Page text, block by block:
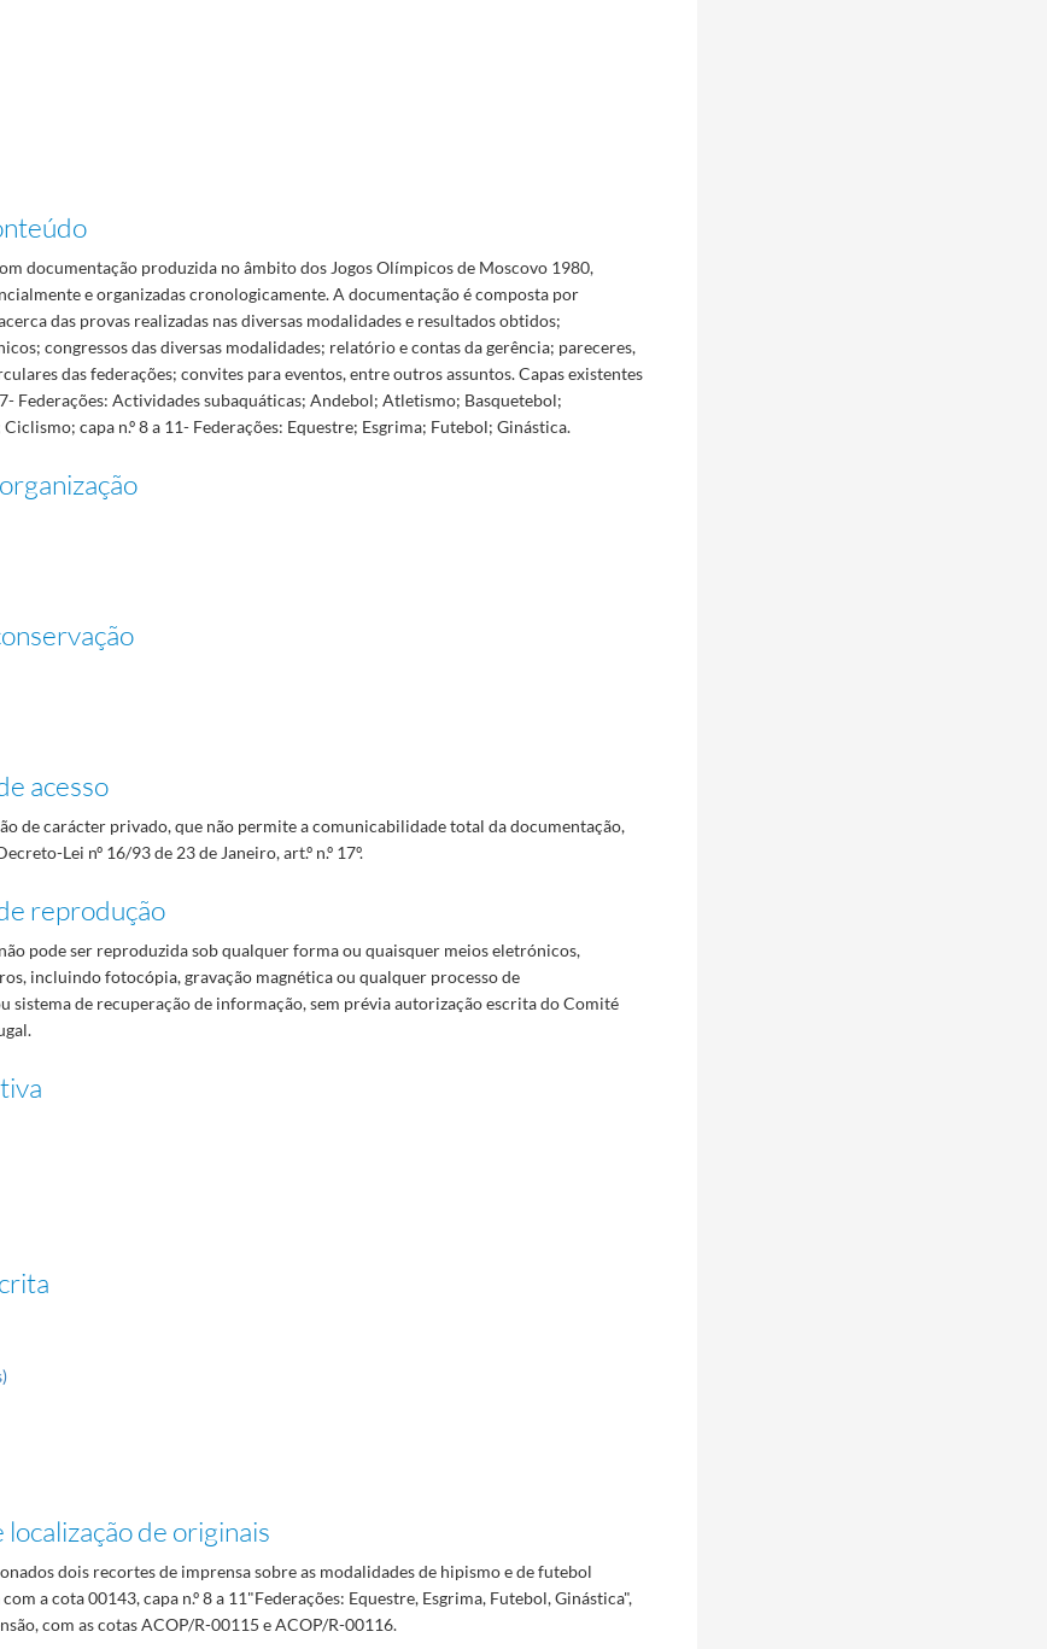
documentação produzida no âmbito dos Jogos Olímpicos de Moscovo 1980,
e organizadas cronologicamente. A documentação é composta por
das provas realizadas nas diversas modalidades e resultados obtidos;
congressos das diversas modalidades; relatório e contas da gerência; pareceres,
das federações; convites para eventos, entre outros assuntos. Capas existentes
7- Federações: Actividades subaquáticas; Andebol; Atletismo; Basquetebol;
capa n.º 8 a 11- Federações: Equestre; Esgrima; Futebol; Ginástica.
acesso
de carácter privado, que não permite a comunicabilidade total da documentação,
Lei nº 16/93 de 23 de Janeiro, art.º n.º 17º.
reprodução
pode ser reproduzida sob qualquer forma ou quaisquer meios eletrónicos,
incluindo fotocópia, gravação magnética ou qualquer processo de
sistema de recuperação de informação, sem prévia autorização escrita do Comité
localização de originais
dois recortes de imprensa sobre as modalidades de hipismo e de futebol
a cota 00143, capa n.º 8 a 11"Federações: Equestre, Esgrima, Futebol, Ginástica",
com as cotas ACOP/R-00115 e ACOP/R-00116.